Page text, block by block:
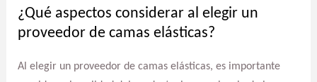
¿Qué aspectos considerar al elegir un
proveedor de camas elásticas?
Al elegir un proveedor de camas elásticas, es importante